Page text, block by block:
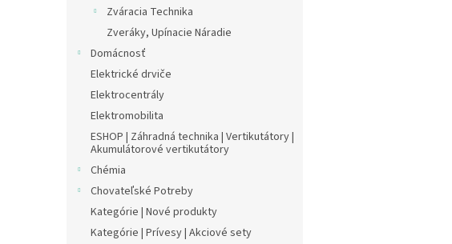
Zváracia Technika
Zveráky, Upínacie Náradie
Domácnosť
Elektrické drviče
Elektrocentrály
Elektromobilita
ESHOP | Záhradná technika | Vertikutátory |
Akumulátorové vertikutátory
Chémia
Chovateľské Potreby
Kategórie | Nové produkty
Kategórie | Prívesy | Akciové sety